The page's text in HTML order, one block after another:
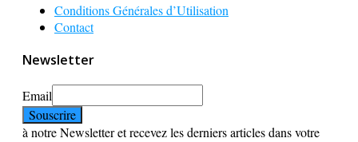
Conditions Générales d’Utilisation
Contact
Newsletter
Email
à notre Newsletter et recevez les derniers articles dans votre